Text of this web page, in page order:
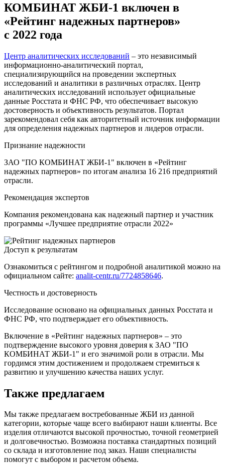
КОМБИНАТ ЖБИ-1 включен в
«Рейтинг надежных партнеров»
с 2022 года
Центр аналитических исследований – это независимый
информационно-аналитический портал,
специализирующийся на проведении экспертных
исследований и аналитики в различных отраслях. Центр
аналитических исследований использует официальные
данные Росстата и ФНС РФ, что обеспечивает высокую
достоверность и объективность результатов. Портал
зарекомендовал себя как авторитетный источник информации
для определения надежных партнеров и лидеров отрасли.
Признание надежности
ЗАО "ПО КОМБИНАТ ЖБИ-1" включен в «Рейтинг
надежных партнеров» по итогам анализа 16 216 предприятий
отрасли.
Рекомендация экспертов
Компания рекомендована как надежный партнер и участник
программы «Лучшее предприятие отрасли 2022»
Доступ к результатам
Ознакомиться с рейтингом и подробной аналитикой можно на
официальном сайте: analit-centr.ru/7724858646.
Честность и достоверность
Исследование основано на официальных данных Росстата и
ФНС РФ, что подтверждает его объективность.
Включение в «Рейтинг надежных партнеров» – это
подтверждение высокого уровня доверия к ЗАО "ПО
КОМБИНАТ ЖБИ-1" и его значимой роли в отрасли. Мы
гордимся этим достижением и продолжаем стремиться к
развитию и улучшению качества наших услуг.
Также предлагаем
Мы также предлагаем востребованные ЖБИ из данной
категории, которые чаще всего выбирают наши клиенты. Все
изделия отличаются высокой прочностью, точной геометрией
и долговечностью. Возможна поставка стандартных позиций
со склада и изготовление под заказ. Наши специалисты
помогут с выбором и расчетом объема.